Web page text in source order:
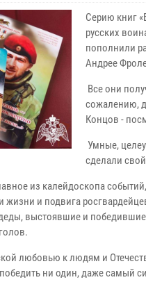
Серию книг
русских
пополнили
Андрее
Все они
сожалению,
Концов -
Умные,
сделали
из калейдоскопа
жизни и подвига
выстоявшие и
любовью к людям и
ни один, даже самый